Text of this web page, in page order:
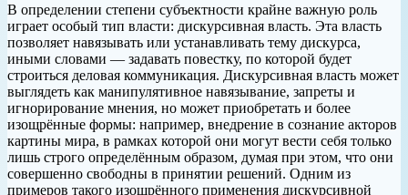
В определении степени субъектности крайне важную роль
играет особый тип власти: дискурсивная власть. Эта власть
позволяет навязывать или устанавливать тему дискурса,
иными словами — задавать повестку, по которой будет
строиться деловая коммуникация. Дискурсивная власть может
выглядеть как манипулятивное навязывание, запреты и
игнорирование мнения, но может приобретать и более
изощрённые формы: например, внедрение в сознание акторов
картины мира, в рамках которой они могут вести себя только
лишь строго определённым образом, думая при этом, что они
совершенно свободны в принятии решений. Одним из
примеров такого изощрённого применения дискурсивной